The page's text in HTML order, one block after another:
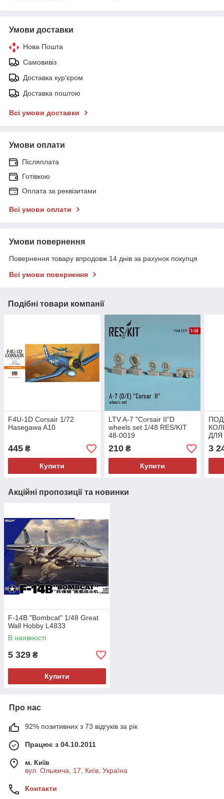
Умови доставки
Нова Пошта
Самовивіз
Доставка кур'єром
Доставка поштою
Всі умови доставки
Умови оплати
Післяплата
Готівкою
Оплата за реквізитами
Всі умови оплати
Умови повернення
Повернення товару впродовж 14 днів за рахунок покупця
Всі умови повернення
Подібні товари компанії
F4U-1D Corsair 1/72
Hasegawa A10
445 ₴
Купити
LTV A-7 "Corsair II"D
wheels set 1/48 RES/KIT
48-0019
210₴
Купити
ДЛЯ
1/
3
Акційні пропозиції та новинки
F-14B "Bombcat" 1/48 Great
Wall Hobby L4833
В наявності
5 329 ₴
Купити
Про нас
92% позитивних з 73 відгуків за рік
Працює з 04.10.2011
м. Київ
вул. Ольжича, 17, Київ, Україна
Контакти